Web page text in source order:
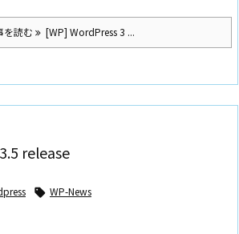
を読む [WP] WordPress 3 ...
release
 WP-News